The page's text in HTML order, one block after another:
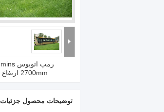
2700mm ارتفاع طراحی طراحی با دوام تر
توضیحات محصول جزئیات